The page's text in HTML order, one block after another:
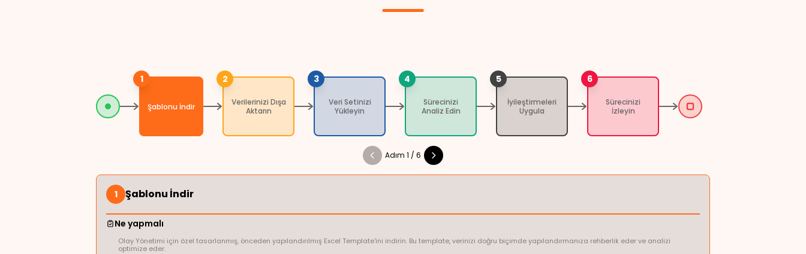
1
Şablonu İndir
2
Verilerinizi Dışa
Aktarın
3
Veri Setinizi
Yükleyin
4
Sürecinizi
Analiz Edin
5
İyileştirmeleri
Uygula
6
Sürecinizi
İzleyin
Adım 1 / 6
1 Şablonu İndir
Ne yapmalı
Olay Yönetimi için özel tasarlanmış, önceden yapılandırılmış Excel Template'ini indirin. Bu template, verinizi doğru biçimde yapılandırmanıza rehberlik eder ve analizi
optimize eder.